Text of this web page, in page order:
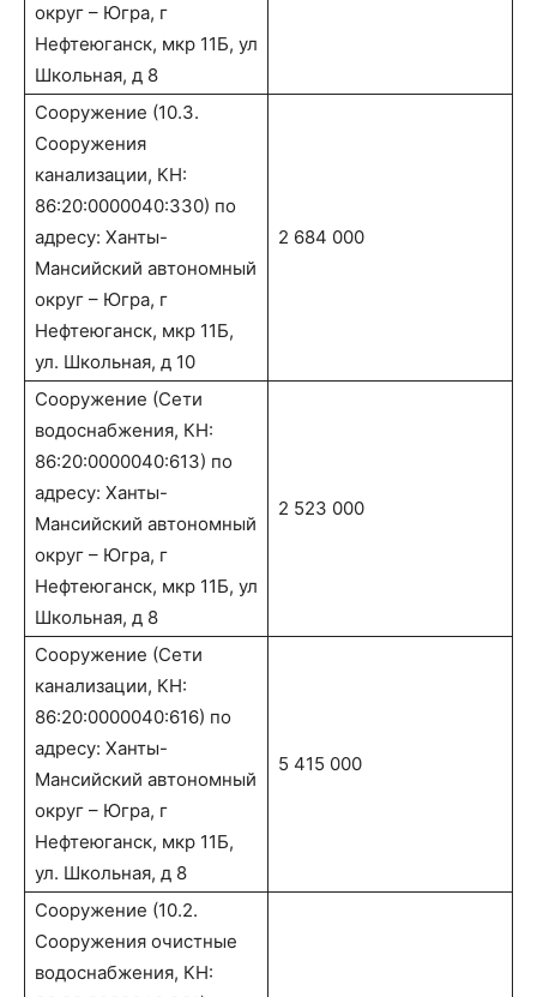
округ – Югра, г
Нефтеюганск, мкр 11Б, ул
Школьная, д 8
Сооружение (10.3.
Cооружения
канализации, КН:
86:20:0000040:330) по
адресу: Ханты-
Мансийский автономный
округ – Югра, г
Нефтеюганск, мкр 11Б,
ул. Школьная, д 10
2 684 000
Сооружение (Сети
водоснабжения, КН:
86:20:0000040:613) по
адресу: Ханты-
Мансийский автономный
округ – Югра, г
Нефтеюганск, мкр 11Б, ул
Школьная, д 8
2 523 000
Сооружение (Сети
канализации, КН:
86:20:0000040:616) по
адресу: Ханты-
Мансийский автономный
округ – Югра, г
Нефтеюганск, мкр 11Б,
ул. Школьная, д 8
5 415 000
Сооружение (10.2.
Cооружения очистные
водоснабжения, КН: